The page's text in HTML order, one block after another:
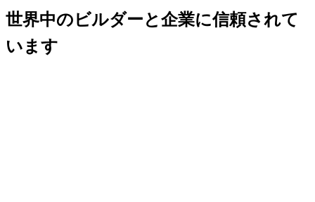
世界中のビルダーと企業に信頼されて
います